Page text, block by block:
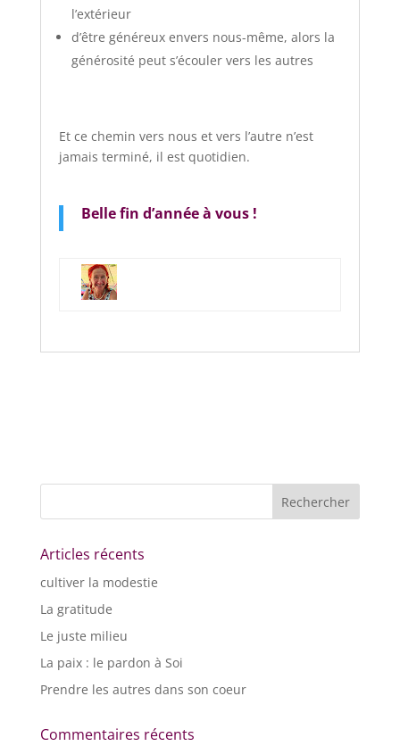
l’extérieur
d’être généreux envers nous-même, alors la
générosité peut s’écouler vers les autres
Et ce chemin vers nous et vers l’autre n’est
jamais terminé, il est quotidien.
Belle fin d’année à vous !
Articles récents
cultiver la modestie
La gratitude
Le juste milieu
La paix : le pardon à Soi
Prendre les autres dans son coeur
Commentaires récents